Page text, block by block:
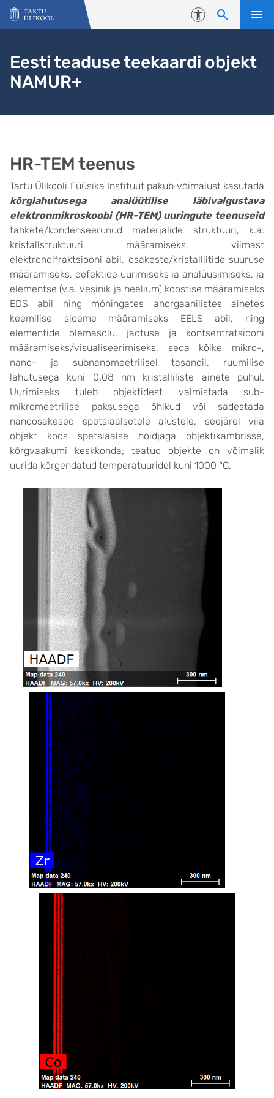
Liigu edasi põhisisu juurde
Juurdepääsetavus
Eesti teaduse teekaardi objekt
NAMUR+
HR-TEM teenus
Tartu Ülikooli Füüsika Instituut pakub võimalust kasutada
kõrglahutusega analüütilise läbivalgustava
elektronmikroskoobi (HR-TEM) uuringute teenuseid
tahkete/kondenseerunud materjalide struktuuri, k.a.
kristallstruktuuri määramiseks, viimast
elektrondifraktsiooni abil, osakeste/kristalliitide suuruse
määramiseks, defektide uurimiseks ja analüüsimiseks, ja
elementse (v.a. vesinik ja heelium) koostise määramiseks
EDS abil ning mõningates anorgaanilistes ainetes
keemilise sideme määramiseks EELS abil, ning
elementide olemasolu, jaotuse ja kontsentratsiooni
määramiseks/visualiseerimiseks, seda kõike mikro-,
nano- ja subnanomeetrilisel tasandil, ruumilise
lahutusega kuni 0.08 nm kristalliliste ainete puhul.
Uurimiseks tuleb objektidest valmistada sub-
mikromeetrilise paksusega õhikud või sadestada
nanoosakesed spetsiaalsetele alustele, seejärel viia
objekt koos spetsiaalse hoidjaga objektikambrisse,
kõrgvaakumi keskkonda; teatud objekte on võimalik
uurida kõrgendatud temperatuuridel kuni 1000 °C.